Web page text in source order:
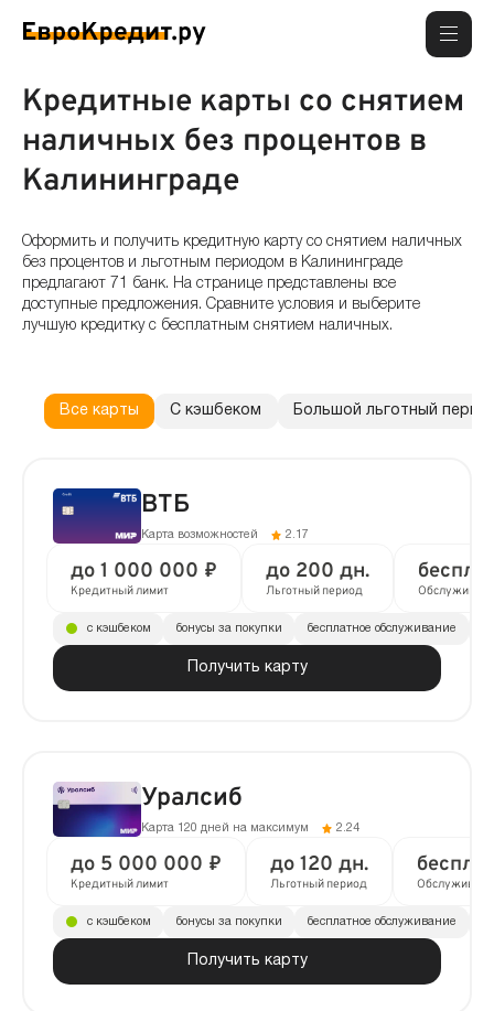
Кредитные карты со снятием
наличных без процентов в
Калининграде
Оформить и получить кредитную карту со снятием наличных
без процентов и льготным периодом в Калининграде
предлагают 71 банк. На странице представлены все
доступные предложения. Сравните условия и выберите
лучшую кредитку с бесплатным снятием наличных.
Все карты С кэшбеком Большой льготный
ВТБ
Карта возможностей 2.17
до 1 000 000 ₽
Кредитный лимит
до 200 дн.
Льготный период
Получить карту
с кэшбеком бонусы за покупки бесплатное обслуживание
Уралсиб
Карта 120 дней на максимум 2.24
до 5 000 000 ₽
Кредитный лимит
до 120 дн.
Льготный период
Получить карту
с кэшбеком бонусы за покупки бесплатное обслуживание